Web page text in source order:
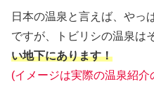
日本の温泉と言えば、やっ
ですが、トビリシの温泉は
い地下にあります！
(イメージは実際の温泉紹介